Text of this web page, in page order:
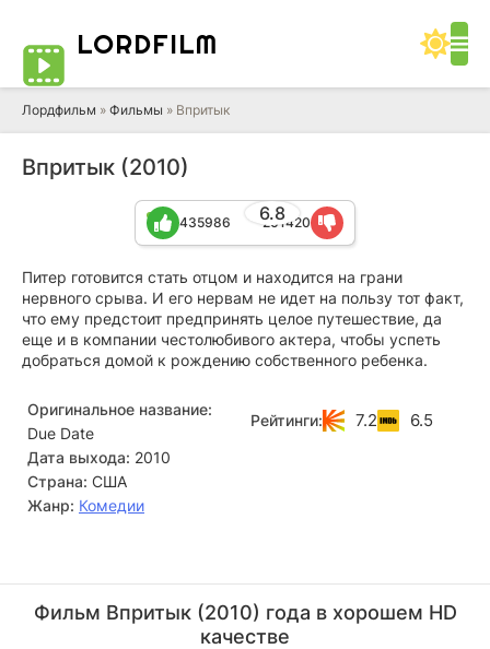
LORDFILM
Лордфильм » Фильмы » Впритык
Впритык (2010)
6.8
435986 201420
Питер готовится стать отцом и находится на грани
нервного срыва. И его нервам не идет на пользу тот факт,
что ему предстоит предпринять целое путешествие, да
еще и в компании честолюбивого актера, чтобы успеть
добраться домой к рождению собственного ребенка.
Оригинальное название:
Due Date
Дата выхода: 2010
Страна: США
Жанр: Комедии
Рейтинги: 7.2 6.5
(TSA Agent)
(New Father)
Фильм Впритык (2010) года в хорошем HD
качестве